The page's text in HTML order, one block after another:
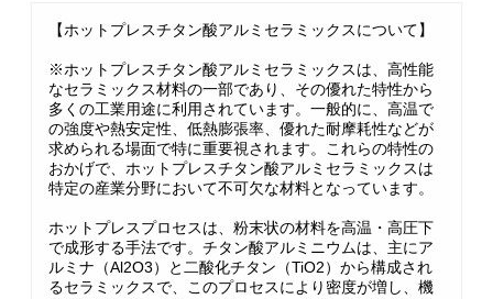
【ホットプレスチタン酸アルミセラミックスについて】
※ホットプレスチタン酸アルミセラミックスは、高性能
なセラミックス材料の一部であり、その優れた特性から
多くの工業用途に利用されています。一般的に、高温で
の強度や熱安定性、低熱膨張率、優れた耐摩耗性などが
求められる場面で特に重要視されます。これらの特性の
おかげで、ホットプレスチタン酸アルミセラミックスは
特定の産業分野において不可欠な材料となっています。
ホットプレスプロセスは、粉末状の材料を高温・高圧下
で成形する手法です。チタン酸アルミニウムは、主にア
ルミナ（Al2O3）と二酸化チタン（TiO2）から構成され
るセラミックスで、このプロセスにより密度が増し、機